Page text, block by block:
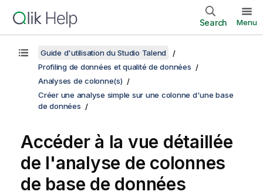
Search Menu
Guide d'utilisation du Studio Talend
Profiling de données et qualité de données
Analyses de colonne(s)
Créer une analyse simple sur une colonne d'une base
de données
Accéder à la vue détaillée
de l'analyse de colonnes
de base de données